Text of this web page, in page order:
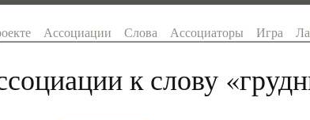
Ассоциации Слова Ассоциаторы Игра
к слову «